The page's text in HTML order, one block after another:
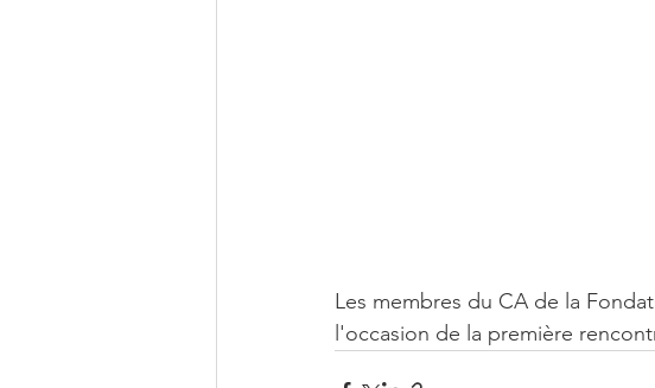
Les membres du CA de la
l'occasion de la première